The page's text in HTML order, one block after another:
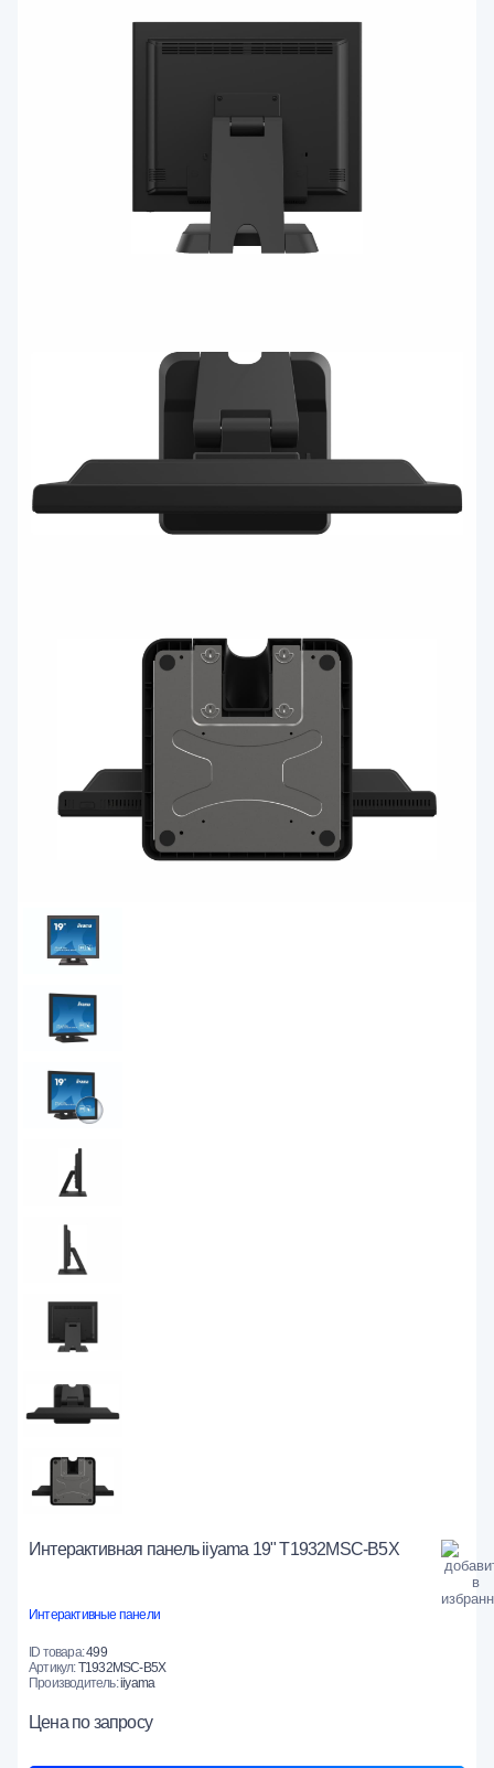
Интерактивная панель iiyama 19" T1932MSC-B5X
Интерактивные панели
ID товара:499
Артикул:T1932MSC-B5X
Производитель:iiyama
Цена по запросу